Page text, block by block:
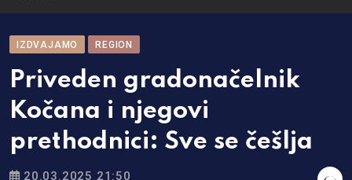
IZDVAJAMO REGION
Priveden gradonačelnik
Kočana i njegovi
prethodnici: Sve se češlja
20.03.2025 21:50